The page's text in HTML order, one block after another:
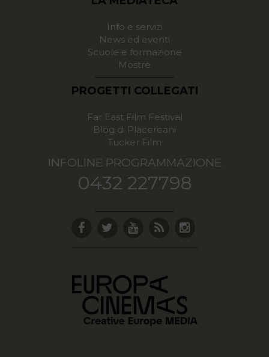
Info e servizi
News ed eventi
Scuole e formazione
Mostre
PROGETTI COLLEGATI
Far East Film Festival
Blog di Placereani
Tucker Film
INFOLINE PROGRAMMAZIONE
0432 227798